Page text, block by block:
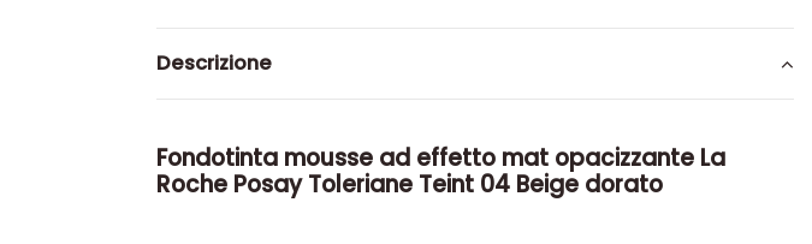
Descrizione
Fondotinta mousse ad effetto mat opacizzante La
Roche Posay Toleriane Teint 04 Beige dorato